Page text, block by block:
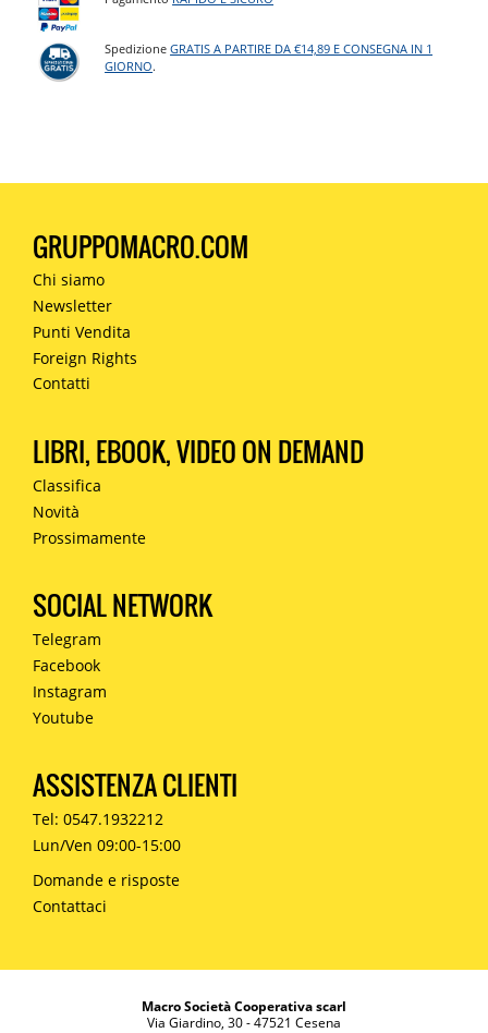
SpedizioneGRATIS A PARTIRE DA €14,89 E CONSEGNA IN 1
GIORNO.
GRUPPOMACRO.COM
Chi siamo
Newsletter
Punti Vendita
Foreign Rights
Contatti
LIBRI, EBOOK, VIDEO ON DEMAND
Classifica
Novità
Prossimamente
SOCIAL NETWORK
Telegram
Facebook
Instagram
Youtube
ASSISTENZA CLIENTI
Tel: 0547.1932212
Lun/Ven 09:00-15:00
Domande e risposte
Contattaci
Macro Società Cooperativa scarl
Via Giardino, 30 - 47521 Cesena